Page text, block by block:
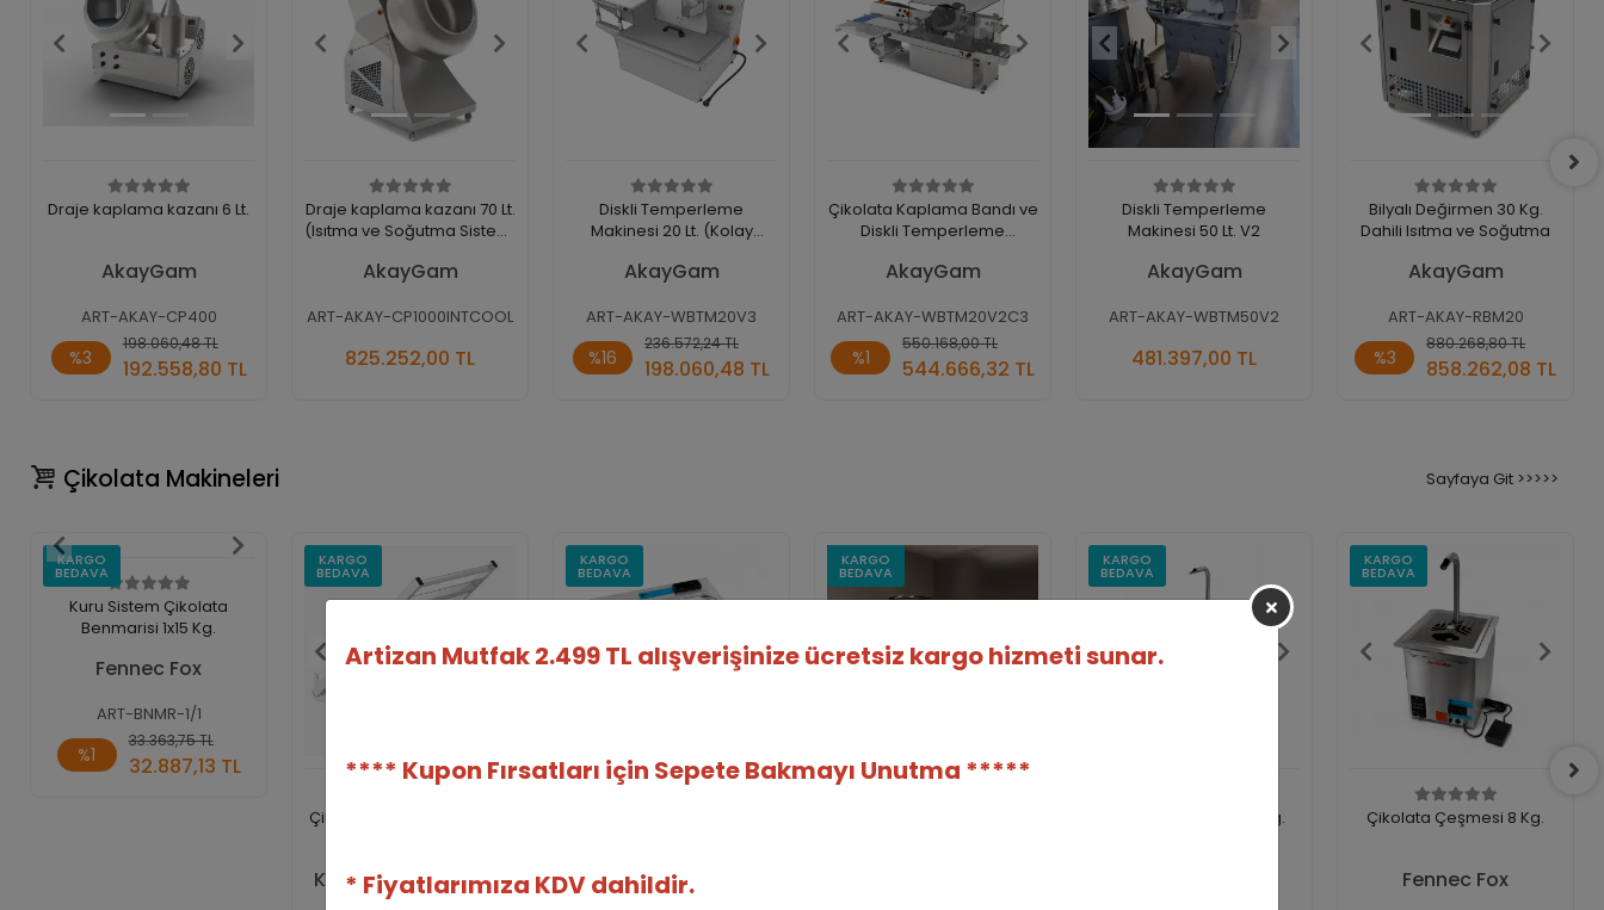
Draje kaplama kazanı 6 Lt.
AkayGam
ART-AKAY-CP400
%3
198.060,48 TL
192.558,80 TL
Sepete
Draje kaplama kazanı 70 Lt.
(Isıtma ve Soğutma Sistemi
AkayGam
ART-AKAY-CP1000INTCOOL
825.252,00 TL
Ekle
Diskli Temperleme
Makinesi 20 Lt. (Kolay
aparatı Dahil)
AkayGam
ART-AKAY-WBTM20V3
%16
236.572,24 TL
198.060,48 TL
Sepete
Çikolata Kaplama Bandı ve
Diskli Temperleme
AkayGam
ART-AKAY-WBTM20V2C3
%1
550.168,00 TL
544.666,32 TL
Sepete
Diskli Temperleme
Makinesi 50 Lt. V2
AkayGam
ART-AKAY-WBTM50V2
481.397,00 TL
Ekle
Bilyalı Değirmen 30 Kg.
Dahili Isıtma ve Soğutma
AkayGam
ART-AKAY-RBM20
%3
880.268,80 TL
858.262,08 TL
Sepete
Çikolata Makineleri Sayfaya Git >>>>>
KARGO
BEDAVA
Kuru Sistem Çikolata
Benmarisi 1x15 Kg.
Fennec Fox
ART-BNMR-1/1
%1
33.363,75 TL
32.887,13 TL
Sepete
KARGO
BEDAVA
Çikolata Giyotin ve Kesme
Kalando Dispensing
KARGO
BEDAVA
Fennec Fox
KARGO
BEDAVA
KARGO
BEDAVA
Çikolata Çeşmesi 12 Kg.
KARGO
BEDAVA
Çikolata Çeşmesi 8 Kg.
Fennec Fox
Artizan Mutfak 2.499 TL alışverişinize ücretsiz kargo hizmeti sunar.
**** Kupon Fırsatları için Sepete Bakmayı Unutma *****
* Fiyatlarımıza KDV dahildir.